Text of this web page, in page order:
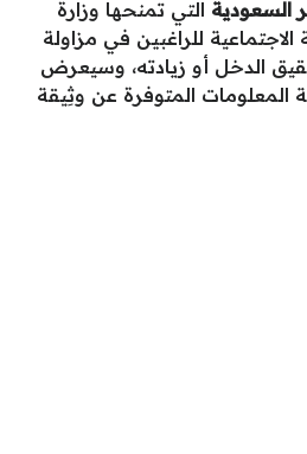
السعودية التي تمنحها وزارة
الاجتماعية للراغبين في مزاولة
الدخل أو زيادته، وسيعرض
المعلومات المتوفرة عن وثِيقة